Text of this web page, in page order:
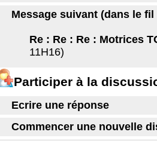
Message suivant (dans le
Re : Re : Re : Motrices
11H16)
Participer à la
Ecrire une réponse
Commencer une nouvelle